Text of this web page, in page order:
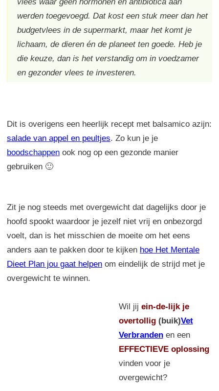
werden toegevoegd. Dat kost een stuk meer dan het
budgetvlees in de supermarkt, maar het komt je
lichaam, de dieren én de planeet ten goede. Heb je
die keuze, dan is het verstandig om in voedzamer
en gezonder vlees te investeren.
Dit is overigens een heerlijk recept met balsamico azijn:
salade van appel en peultjes. Zo kun je je
boodschappen ook nog op een gezonde manier
gebruiken 🙂
Zit je nog steeds met overgewicht dat dagelijks door je
hoofd spookt waardoor je jezelf niet vrij en onbezorgd
voelt, dan is het misschien de moeite om het eens
anders aan te pakken door te kijken hoe Het Mentale
Dieet Plan jou gaat helpen om eindelijk de strijd met je
overgewicht te winnen.
Wil jij ein-de-lijk je
overtollig(buik)Vet
Verbranden en een
EFFECTIEVE oplossing
vinden voor je
overgewicht?